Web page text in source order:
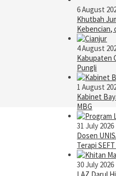
6 August
Khutbah
Kebencian,
4 August
Kabupaten
Pungli
1 August
Kabinet
MBG
31 July 2026
Dosen
Terapi
30 July 2026